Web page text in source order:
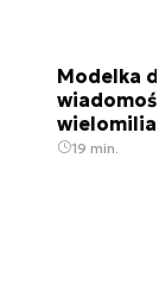
Modelka
19 min.